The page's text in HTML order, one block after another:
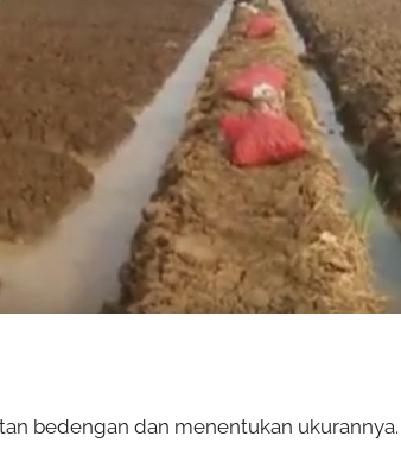
bedengan dan menentukan ukurannya.